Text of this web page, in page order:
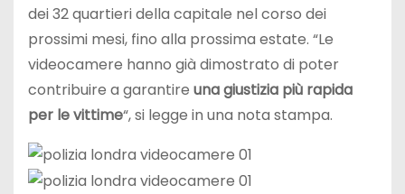
dei 32 quartieri della capitale nel corso dei
prossimi mesi, fino alla prossima estate. “Le
videocamere hanno già dimostrato di poter
contribuire a garantire una giustizia più rapida
per le vittime“, si legge in una nota stampa.